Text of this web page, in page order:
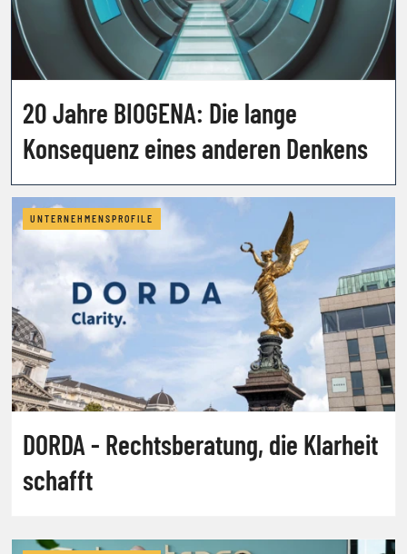
20 Jahre BIOGENA: Die lange
Konsequenz eines anderen Denkens
UNTERNEHMENSPROFILE
DORDA - Rechtsberatung, die Klarheit
schafft